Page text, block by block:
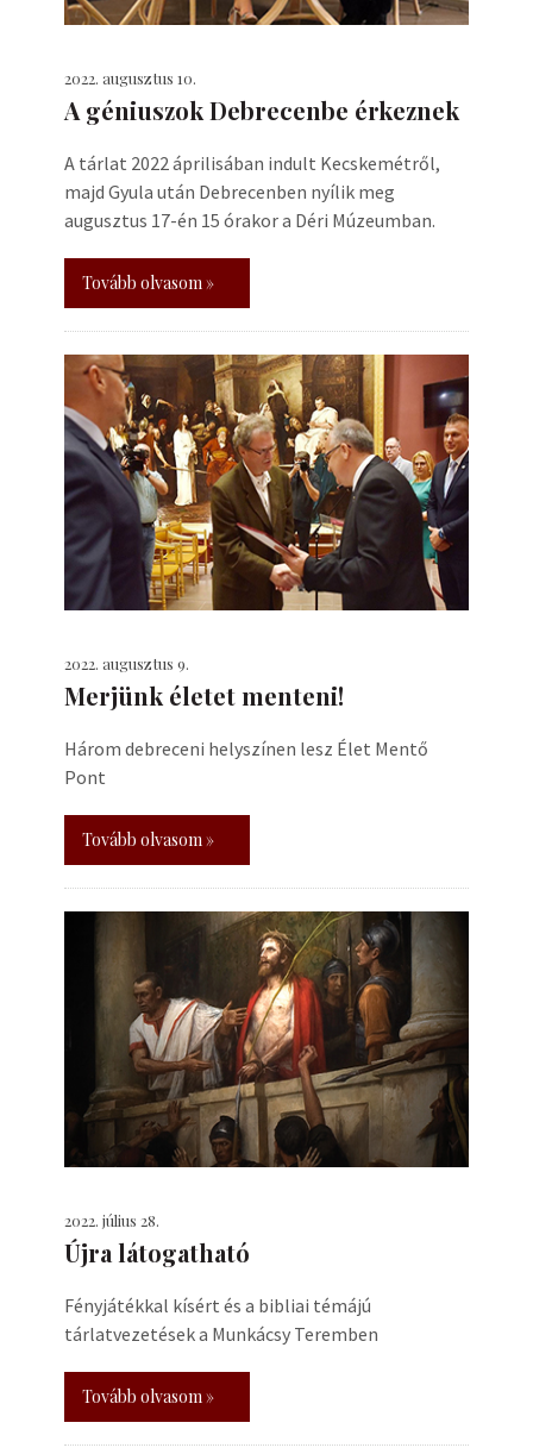
2022. augusztus 10.
A géniuszok Debrecenbe érkeznek
A tárlat 2022 áprilisában indult Kecskemétről,
majd Gyula után Debrecenben nyílik meg
augusztus 17-én 15 órakor a Déri Múzeumban.
Tovább olvasom »
2022. augusztus 9.
Merjünk életet menteni!
Három debreceni helyszínen lesz Élet Mentő
Pont
Tovább olvasom »
2022. július 28.
Újra látogatható
Fényjátékkal kísért és a bibliai témájú
tárlatvezetések a Munkácsy Teremben
Tovább olvasom »